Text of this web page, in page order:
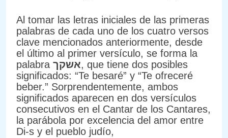
Al tomar las letras iniciales de las primeras
palabras de cada uno de los cuatro versos
clave mencionados anteriormente, desde
el último al primer versículo, se forma la
palabra אשקך, que tiene dos posibles
significados: “Te besaré” y “Te ofreceré
beber.” Sorprendentemente, ambos
significados aparecen en dos versículos
consecutivos en el Cantar de los Cantares,
la parábola por excelencia del amor entre
Di-s y el pueblo judío,